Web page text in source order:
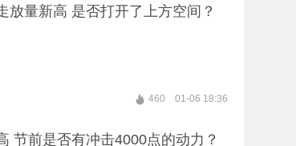
放量新高 是否打开了上方空间？
460 01-06 18:36
节前是否有冲击4000点的动力？